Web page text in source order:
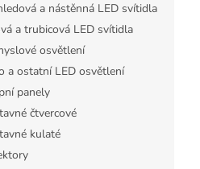
a nástěnná LED svítidla
a trubicová LED svítidla
osvětlení
a ostatní LED osvětlení
panely
čtvercové
kulaté